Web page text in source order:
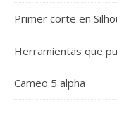
Primer corte en
Herramientas que
Cameo 5 alpha